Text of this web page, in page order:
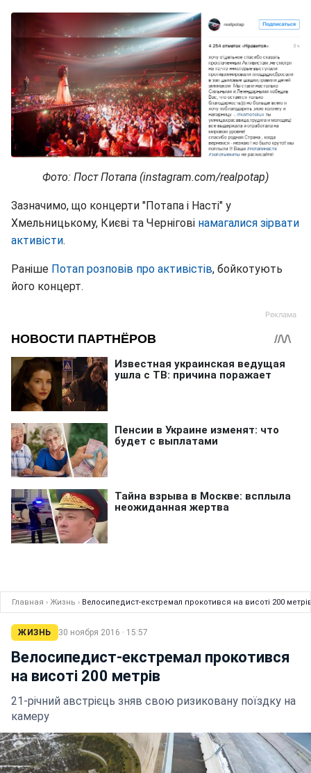
Фото: Пост Потапа (instagram.com/realpotap)
Зазначимо, що концерти "Потапа і Насті" у
Хмельницькому, Києві та Чернігові намагалися зірвати
активісти.
Раніше Потап розповів про активістів, бойкотують
його концерт.
Главная › Жизнь › Велосипедист-екстремал прокотився на висоті 200
ЖИЗНЬ 30 ноября 2016 · 15:57
Велосипедист-екстремал прокотився
на висоті 200 метрів
21-річний австрієць зняв свою ризиковану поїздку на
камеру